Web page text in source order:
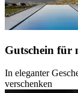
Gutschein für
In eleganter
verschenken